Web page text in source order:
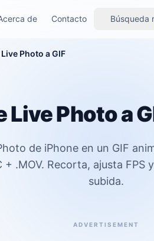
de Contacto Búsqueda
Photo a GIF
Photo a
de iPhone en un GIF
.MOV. Recorta, ajusta FPS
subida.
ADVERTISEMENT